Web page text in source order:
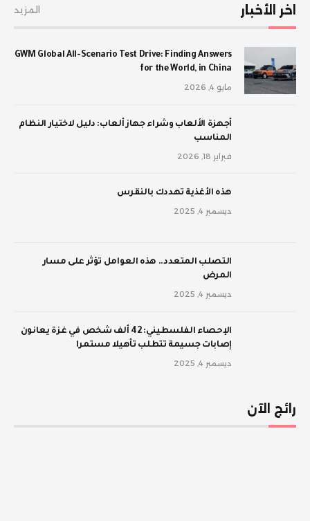
اخر الأخبار المزيد
GWM Global All-Scenario Test Drive: Finding Answers
for the World, in China
مايو 4, 2026
أجهزة الألعاب وشراء جهاز ألعاب: دليل لاختيار النظام
المناسب
فبراير 18, 2026
‫هذه الأغذية تهددك بالنقرس
ديسمبر 4, 2025
‫التصلب المتعدد.. هذه العوامل تؤثر على مسار
المرض
ديسمبر 4, 2025
الإحصاء الفلسطيني: 42 ألف شخص في غزة يعانون
إصابات جسيمة تتطلب تأهيلا مستمرا
ديسمبر 4, 2025
رائج الآن